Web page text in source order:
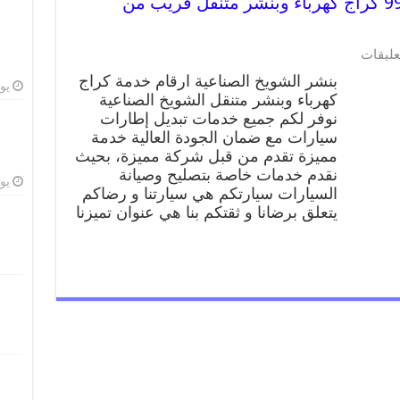
الشويخ
الصناعية
99009551
كراج
وبنشر
متنقل
قريب
بنشر الشويخ الصناعية ارقام خدمة كراج
كهرباء وبنشر متنقل الشويخ الصناعية
نوفر لكم جميع خدمات تبديل إطارات
سيارات مع ضمان الجودة العالية خدمة
مميزة تقدم من قبل شركة مميزة، بحيث
نقدم خدمات خاصة بتصليح وصيانة
السيارات سيارتكم هي سيارتنا و رضاكم
يتعلق برضانا و ثقتكم بنا هي عنوان تميزنا